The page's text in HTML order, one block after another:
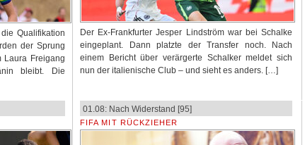
Qualifikation
der Sprung
Laura Freigang
bleibt. Die
Der Ex-Frankfurter Jesper Lindström war bei Schalke
eingeplant. Dann platzte der Transfer noch. Nach
einem Bericht über verärgerte Schalker meldet sich
nun der italienische Club – und sieht es anders. […]
01.08: Nach Widerstand [95]
FIFA MIT RÜCKZIEHER